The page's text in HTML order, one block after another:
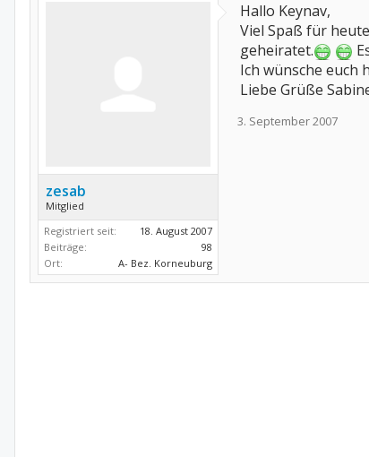
zesab
Mitglied
Registriert seit:
18. August 2007
Beiträge:
98
Ort:
A- Bez. Korneuburg
Hallo Keynav,
Viel Spaß für
geheiratet.
Ich wünsche euch
Liebe Grüße
3. September 2007